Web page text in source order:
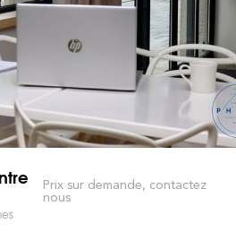
Prix sur demande, contactez
nous